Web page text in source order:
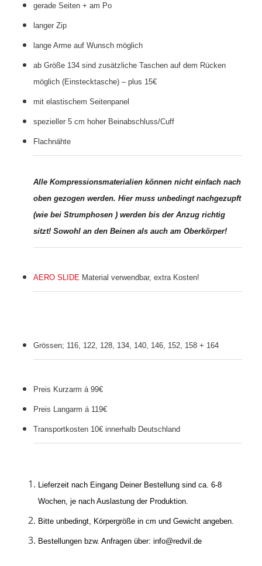
gerade Seiten + am Po
langer Zip
lange Arme auf Wunsch möglich
ab Größe 134 sind zusätzliche Taschen auf dem Rücken
möglich (Einstecktasche) – plus 15€
mit elastischem Seitenpanel
spezieller 5 cm hoher Beinabschluss/Cuff
Flachnähte
Alle Kompressionsmaterialien können nicht einfach nach
oben gezogen werden. Hier muss unbedingt nachgezupft
(wie bei Strumphosen ) werden bis der Anzug richtig
sitzt! Sowohl an den Beinen als auch am Oberkörper!
AERO SLIDE Material verwendbar, extra Kosten!
Grössen; 116, 122, 128, 134, 140, 146, 152, 158 + 164
Preis Kurzarm á 99€
Preis Langarm á 119€
Transportkosten 10€ innerhalb Deutschland
Lieferzeit nach Eingang Deiner Bestellung sind ca. 6-8
Wochen, je nach Auslastung der Produktion.
Bitte unbedingt, Körpergröße in cm und Gewicht angeben.
Bestellungen bzw. Anfragen über: info@redvil.de